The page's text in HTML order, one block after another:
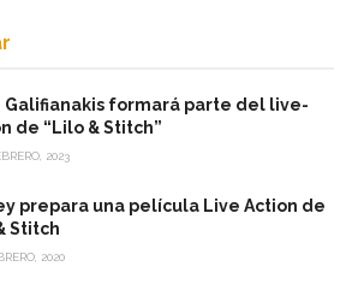
Galifianakis formará parte del live-
de “Lilo & Stitch”
2023
prepara una película Live Action de
Stitch
2020